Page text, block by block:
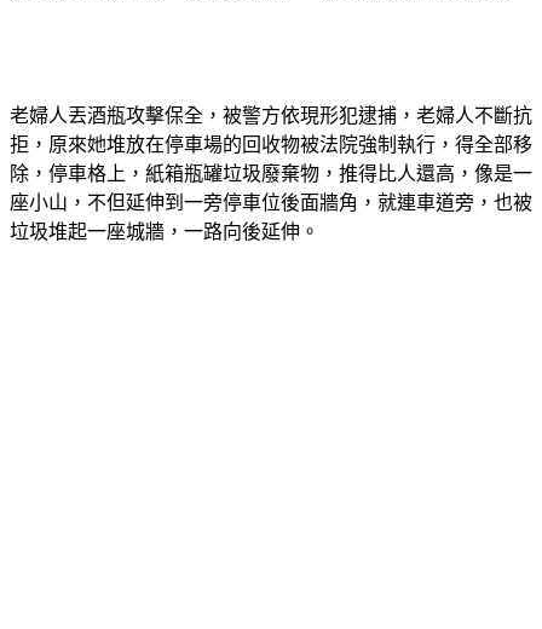
老婦人丟酒瓶攻擊保全，被警方依現形犯逮捕，老婦人不斷抗
拒，原來她堆放在停車場的回收物被法院強制執行，得全部移
除，停車格上，紙箱瓶罐垃圾廢棄物，推得比人還高，像是一
座小山，不但延伸到一旁停車位後面牆角，就連車道旁，也被